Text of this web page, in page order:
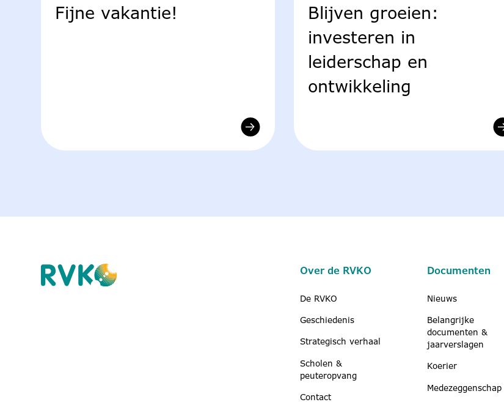
Fijne vakantie!
Blijven groeien:
investeren in
leiderschap en
ontwikkeling
Over de RVKO
De RVKO
Geschiedenis
Strategisch verhaal
Scholen &
peuteropvang
Contact
Documenten
Nieuws
Belangrijke
documenten &
jaarverslagen
Koerier
Medezeggenschap